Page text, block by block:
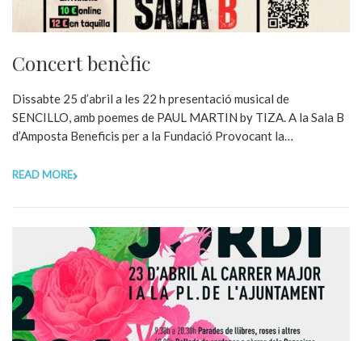
Concert benèfic
Dissabte 25 d’abril a les 22 h presentació musical de
SENCILLO, amb poemes de PAUL MARTIN by TIZA. A la Sala B
d’Amposta Beneficis per a la Fundació Provocant la…
READ MORE